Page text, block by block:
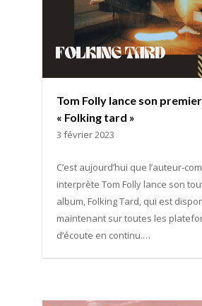
Tom Folly lance son
« Folking tard »
3 février 2023
C’est aujourd’hui que l’auteur-
interprète Tom Folly lance son
album, Folking Tard, qui est
maintenant sur toutes les
d’écoute en continu.…